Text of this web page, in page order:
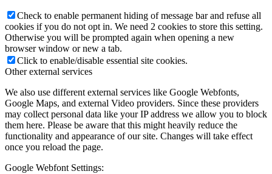
Check to enable permanent hiding of message bar and refuse all
cookies if you do not opt in. We need 2 cookies to store this setting.
Otherwise you will be prompted again when opening a new
browser window or new a tab.
Click to enable/disable essential site cookies.
Other external services
We also use different external services like Google Webfonts,
Google Maps, and external Video providers. Since these providers
may collect personal data like your IP address we allow you to block
them here. Please be aware that this might heavily reduce the
functionality and appearance of our site. Changes will take effect
once you reload the page.
Google Webfont Settings: